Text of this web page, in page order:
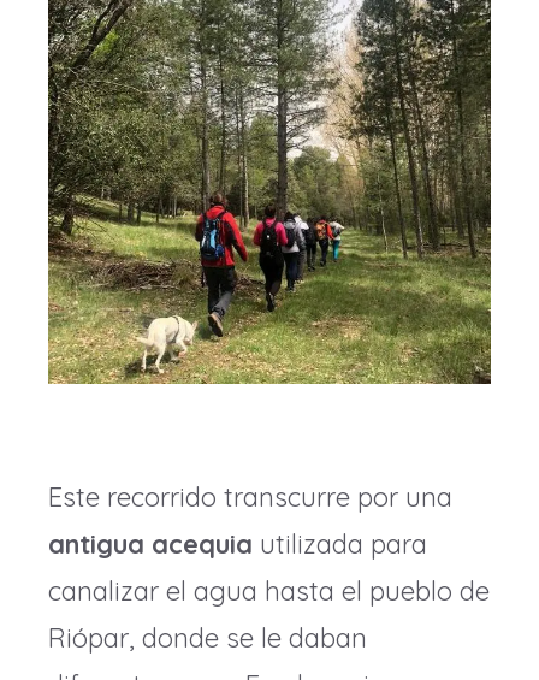
Este recorrido transcurre por una
antigua acequia utilizada para
canalizar el agua hasta el pueblo de
Riópar, donde se le daban